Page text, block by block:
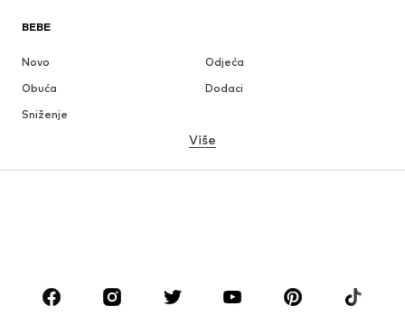
BEBE
Novo
Odjeća
Obuća
Dodaci
Sniženje
MODNE MARKE
Više